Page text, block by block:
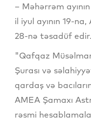
– Məhərrəm
il iyul ayının 19-
28-nə təsadüf edir.
"Qafqaz
Şurası və
qardaş və
AMEA Şamaxı
rəsmi